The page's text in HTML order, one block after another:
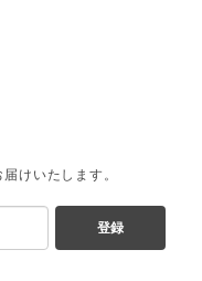
けいたします。
登録